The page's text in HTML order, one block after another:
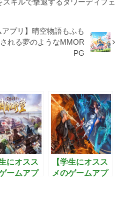
スキルで撃退するタワーディフェ
アプリ】晴空物語もふも
れる夢のようなMMOR
PG
にオスス
ームアプ
【学生にオスス
メのゲームアプ